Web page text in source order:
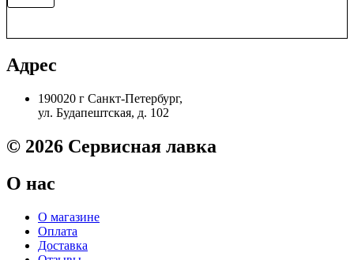
113R00506
Драм-
картридж
WС
312/M15
Адрес
190020 г Санкт-Петербург,
ул. Будапештская, д. 102
© 2026 Сервисная лавка
О нас
О магазине
Оплата
Доставка